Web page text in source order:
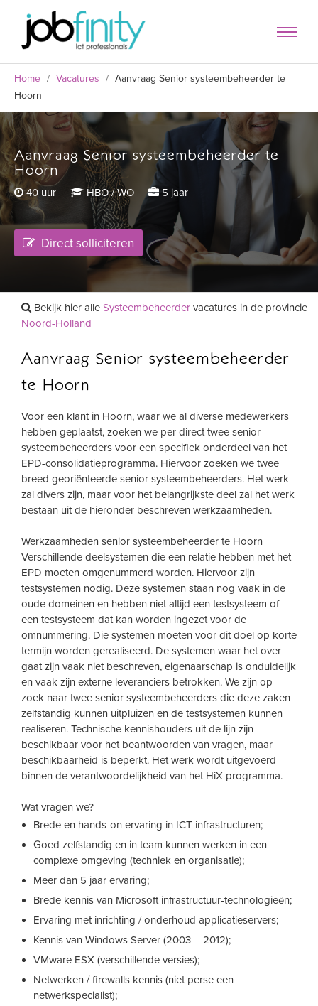
Home / Vacatures / Aanvraag Senior systeembeheerder te
Hoorn
formulier
Aanvraag Senior systeembeheerder te
Hoorn
40 uur HBO / WO 5 jaar
Direct solliciteren
Bekijk hier alle Systeembeheerder vacatures in de provincie
Noord-Holland
Aanvraag Senior systeembeheerder
te Hoorn
Voor een klant in Hoorn, waar we al diverse medewerkers
hebben geplaatst, zoeken we per direct twee senior
systeembeheerders voor een specifiek onderdeel van het
EPD-consolidatieprogramma. Hiervoor zoeken we twee
breed georiënteerde senior systeembeheerders. Het werk
zal divers zijn, maar voor het belangrijkste deel zal het werk
bestaan uit de hieronder beschreven werkzaamheden.
Werkzaamheden senior systeembeheerder te Hoorn
Verschillende deelsystemen die een relatie hebben met het
EPD moeten omgenummerd worden. Hiervoor zijn
testsystemen nodig. Deze systemen staan nog vaak in de
oude domeinen en hebben niet altijd een testsysteem of
een testsysteem dat kan worden ingezet voor de
omnummering. Die systemen moeten voor dit doel op korte
termijn worden gerealiseerd. De systemen waar het over
gaat zijn vaak niet beschreven, eigenaarschap is onduidelijk
en vaak zijn externe leveranciers betrokken. We zijn op
zoek naar twee senior systeembeheerders die deze zaken
zelfstandig kunnen uitpluizen en de testsystemen kunnen
realiseren. Technische kennishouders uit de lijn zijn
beschikbaar voor het beantwoorden van vragen, maar
beschikbaarheid is beperkt. Het werk wordt uitgevoerd
binnen de verantwoordelijkheid van het HiX-programma.
Wat vragen we?
Brede en hands-on ervaring in ICT-infrastructuren;
Goed zelfstandig en in team kunnen werken in een
complexe omgeving (techniek en organisatie);
Meer dan 5 jaar ervaring;
Brede kennis van Microsoft infrastructuur-technologieën;
Ervaring met inrichting / onderhoud applicatieservers;
Kennis van Windows Server (2003 – 2012);
VMware ESX (verschillende versies);
Netwerken / firewalls kennis (niet perse een
netwerkspecialist);